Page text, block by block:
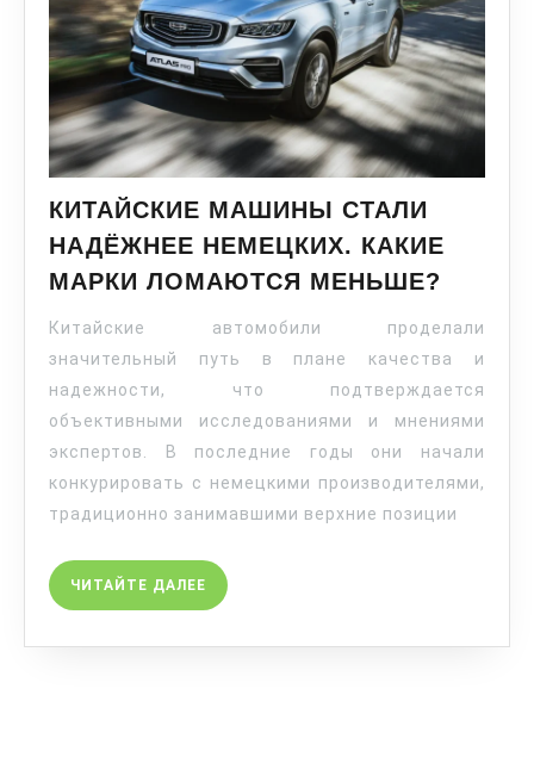
КИТАЙСКИЕ МАШИНЫ СТАЛИ
НАДЁЖНЕЕ НЕМЕЦКИХ. КАКИЕ
МАРКИ ЛОМАЮТСЯ МЕНЬШЕ?
Китайские автомобили проделали
значительный путь в плане качества и
надежности, что подтверждается
объективными исследованиями и мнениями
экспертов. В последние годы они начали
конкурировать с немецкими производителями,
традиционно занимавшими верхние позиции
ЧИТАЙТЕ ДАЛЕЕ